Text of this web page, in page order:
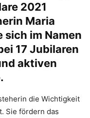
2021
Maria
sich im Namen
17 Jubilaren
aktiven
die Wichtigkeit
Sie fördern das